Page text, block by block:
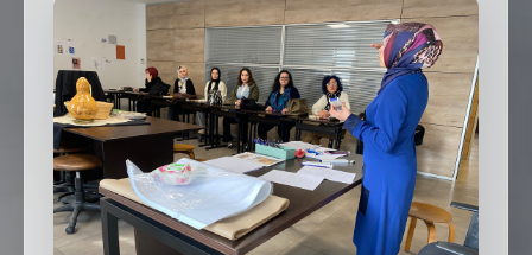
SEBİK
E NÖBETÇI ECZANELER
SABSIS - AFET
TRAFIKPARK
KÜREK